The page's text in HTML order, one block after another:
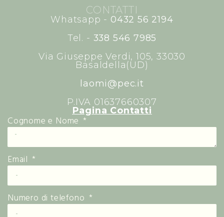
CONTATTI
Whatsapp - 0432 56 2194
Tel. - 338 546 7985
Via Giuseppe Verdi, 105, 33030
Basaldella(UD)
laomi@pec.it
P.IVA 01637660307
Pagina Contatti
Cognome e Nome
Email
Numero di telefono